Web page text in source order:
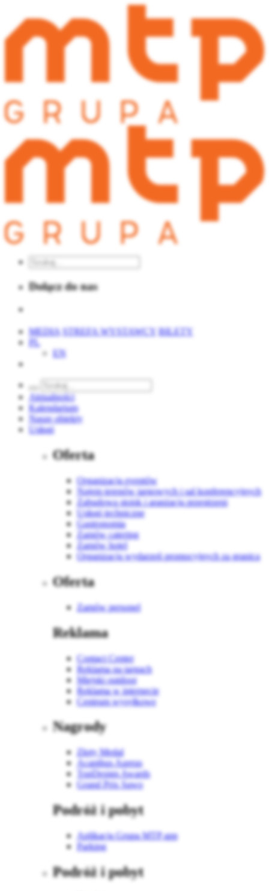
Dołącz do nas
MEDIA STREFA WYSTAWCY BILETY
PL
EN
Aktualności
Kalendarium
Nasze obiekty
Usługi
Oferta
Organizacja eventów
Najem terenów targowych i sal konferencyjnych
Zabudowa stoisk i aranżacja przestrzeni
Usługi techniczne
Gastronomia
Zamów catering
Zamów hotel
Organizacja wydarzeń promocyjnych za granicą
Oferta
Zamów personel
Reklama
Contact Center
Reklama na targach
Miejski outdoor
Reklama w internecie
Centrum wysyłkowe
Nagrody
Złoty Medal
Acanthus Aureus
TopDesign Awards
Grand Prix Sawo
Podróż i pobyt
Aplikacja Grupa MTP app
Parking
Podróż i pobyt